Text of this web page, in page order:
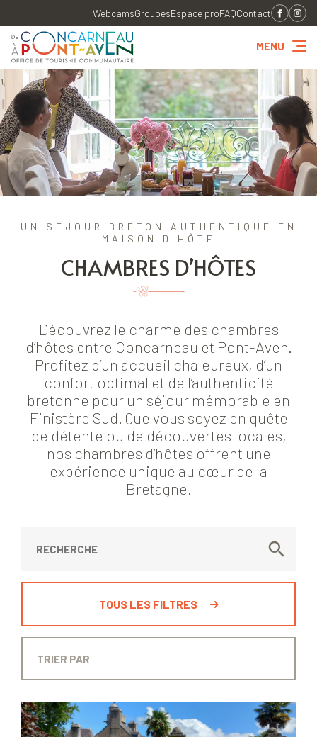
WebcamsGroupesEspace proFAQContact
MENU
UN SÉJOUR BRETON AUTHENTIQUE EN
MAISON D'HÔTE
CHAMBRES D’HÔTES
Découvrez le charme des chambres
d’hôtes entre Concarneau et Pont-Aven.
Profitez d’un accueil chaleureux, d’un
confort optimal et de l’authenticité
bretonne pour un séjour mémorable en
Finistère Sud. Que vous soyez en quête
de détente ou de découvertes locales,
nos chambres d’hôtes offrent une
expérience unique au cœur de la
Bretagne.
TOUS LES FILTRES